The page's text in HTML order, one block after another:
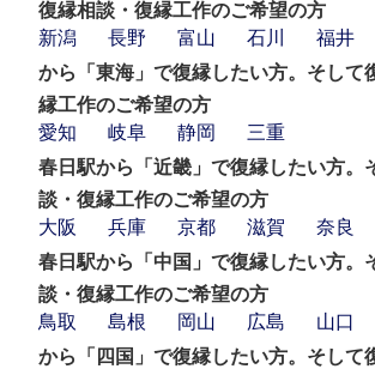
復縁相談・復縁工作のご希望の方
新潟
長野 富山 石川
福井
から「東海」で復縁したい方。そして
縁工作のご希望の方
愛知
岐阜 静岡
三重
春日駅から「近畿」で復縁したい方。
談・復縁工作のご希望の方
大阪
兵庫 京都 滋賀 奈良
春日駅から「中国」で復縁したい方。
談・復縁工作のご希望の方
鳥取
島根 岡山 広島
山口
から「四国」で復縁したい方。そして